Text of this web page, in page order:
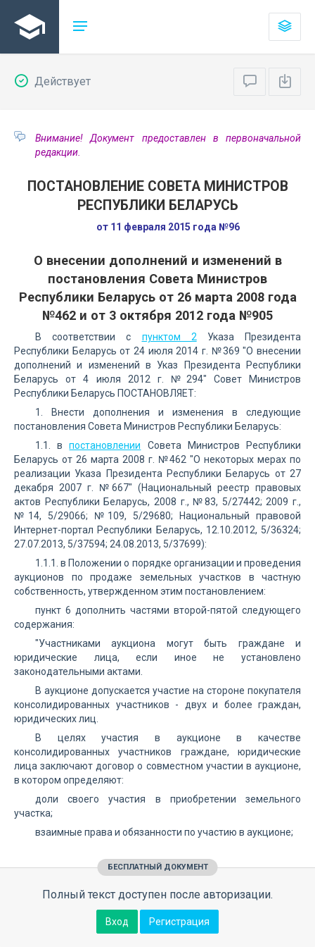
Действует
Внимание! Документ предоставлен в первоначальной
редакции.
ПОСТАНОВЛЕНИЕ СОВЕТА МИНИСТРОВ
РЕСПУБЛИКИ БЕЛАРУСЬ
от 11 февраля 2015 года №96
О внесении дополнений и изменений в
постановления Совета Министров
Республики Беларусь от 26 марта 2008 года
№462 и от 3 октября 2012 года №905
В соответствии с пунктом 2 Указа Президента
Республики Беларусь от 24 июля 2014 г. №369 "О внесении
дополнений и изменений в Указ Президента Республики
Беларусь от 4 июля 2012 г. №294" Совет Министров
Республики Беларусь ПОСТАНОВЛЯЕТ:
1. Внести дополнения и изменения в следующие
постановления Совета Министров Республики Беларусь:
1.1. впостановлении Совета Министров Республики
Беларусь от 26 марта 2008 г. №462 "О некоторых мерах по
реализации Указа Президента Республики Беларусь от 27
декабря 2007 г. №667" (Национальный реестр правовых
актов Республики Беларусь, 2008 г., №83, 5/27442; 2009 г.,
№14, 5/29066; №109, 5/29680; Национальный правовой
Интернет-портал Республики Беларусь, 12.10.2012, 5/36324;
27.07.2013, 5/37594; 24.08.2013, 5/37699):
1.1.1. в Положении о порядке организации и проведения
аукционов по продаже земельных участков в частную
собственность, утвержденном этим постановлением:
пункт 6 дополнить частями второй-пятой следующего
содержания:
"Участниками аукциона могут быть граждане и
юридические лица, если иное не установлено
законодательными актами.
В аукционе допускается участие на стороне покупателя
консолидированных участников - двух и более граждан,
юридических лиц.
В целях участия в аукционе в качестве
консолидированных участников граждане, юридические
лица заключают договор о совместном участии в аукционе,
в котором определяют:
доли своего участия в приобретении земельного
участка;
взаимные права и обязанности по участию в аукционе;
БЕСПЛАТНЫЙ ДОКУМЕНТ
Полный текст доступен после авторизации.
Вход Регистрация